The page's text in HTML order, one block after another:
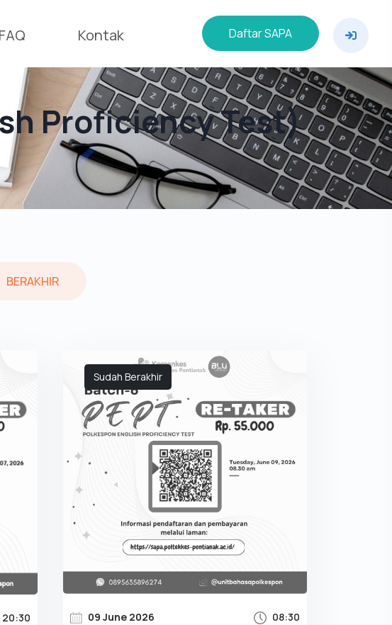
FAQ Kontak Daftar SAPA
Proficiency Test)
BERAKHIR
20:30
Sudah Berakhir
09 June 2026 08:30